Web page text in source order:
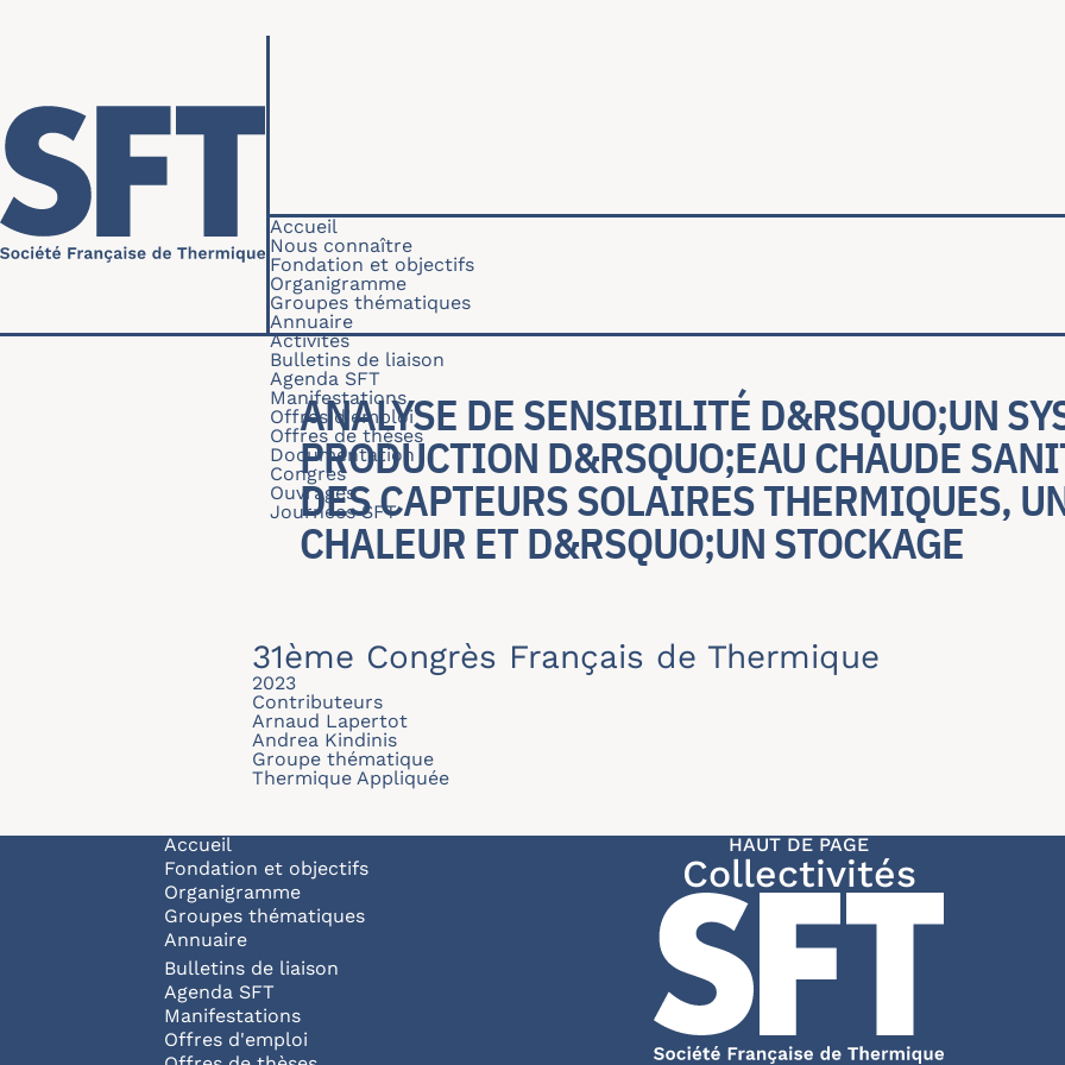
Navigation principale
Accueil
Nous connaître
Fondation et objectifs
Organigramme
Groupes thématiques
Annuaire
Activités
Bulletins de liaison
Agenda SFT
Manifestations
Offres d'emploi
Offres de thèses
Documentation
Congrès
Ouvrages
Journées SFT
ANALYSE DE SENSIBILITÉ D&RSQUO;UN
PRODUCTION D&RSQUO;EAU CHAUDE
DES CAPTEURS SOLAIRES THERMIQUES,
CHALEUR ET D&RSQUO;UN STOCKAGE
31ème Congrès Français de Thermique
2023
Contributeurs
Arnaud Lapertot
Andrea Kindinis
Groupe thématique
Thermique Appliquée
Navigation principale
Accueil
Fondation et objectifs
Organigramme
Groupes thématiques
Annuaire
Bulletins de liaison
Agenda SFT
Manifestations
Offres d'emploi
HAUT DE PAGE
Collectivités